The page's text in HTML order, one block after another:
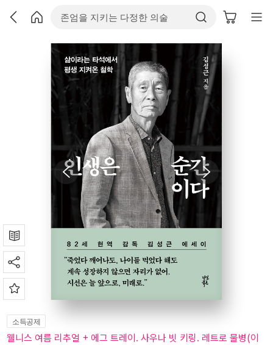
소득공제
웰니스 여름 리추얼 + 에그 트레이. 사우나 빗 키링. 레트로 물병(이